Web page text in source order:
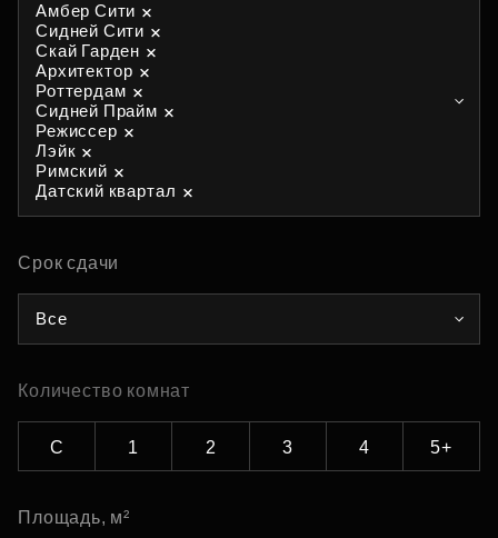
Амбер Сити
Сидней Сити
Скай Гарден
Архитектор
Роттердам
Сидней Прайм
Режиссер
Лэйк
Римский
Датский квартал
Срок сдачи
Все
Количество комнат
С 1 2 3 4 5+
Площадь, м²